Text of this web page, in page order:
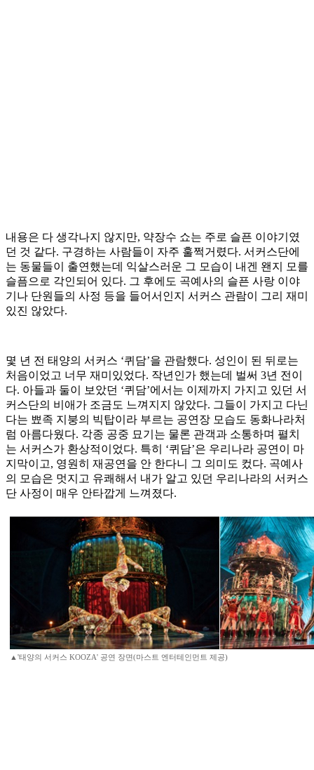
내용은 다 생각나지 않지만, 약장수 쇼는 주로 슬픈 이야기였
던 것 같다. 구경하는 사람들이 자주 훌쩍거렸다. 서커스단에
는 동물들이 출연했는데 익살스러운 그 모습이 내겐 왠지 모를
슬픔으로 각인되어 있다. 그 후에도 곡예사의 슬픈 사랑 이야
기나 단원들의 사정 등을 들어서인지 서커스 관람이 그리 재미
있진 않았다.
몇 년 전 태양의 서커스 ‘퀴담’을 관람했다. 성인이 된 뒤로는
처음이었고 너무 재미있었다. 작년인가 했는데 벌써 3년 전이
다. 아들과 둘이 보았던 ‘퀴담’에서는 이제까지 가지고 있던 서
커스단의 비애가 조금도 느껴지지 않았다. 그들이 가지고 다닌
다는 뾰족 지붕의 빅탑이라 부르는 공연장 모습도 동화나라처
럼 아름다웠다. 각종 공중 묘기는 물론 관객과 소통하며 펼치
는 서커스가 환상적이었다. 특히 ‘퀴담’은 우리나라 공연이 마
지막이고, 영원히 재공연을 안 한다니 그 의미도 컸다. 곡예사
의 모습은 멋지고 유쾌해서 내가 알고 있던 우리나라의 서커스
단 사정이 매우 안타깝게 느껴졌다.
▲'태양의 서커스 KOOZA' 공연 장면(마스트 엔터테인먼트 제공)